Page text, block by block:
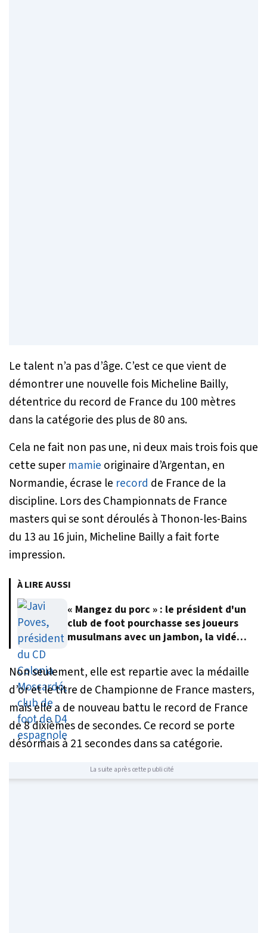
Le talent n’a pas d’âge. C’est ce que vient de
démontrer une nouvelle fois Micheline Bailly,
détentrice du record de France du 100 mètres
dans la catégorie des plus de 80 ans.
Cela ne fait non pas une, ni deux mais trois fois que
cette super mamie originaire d’Argentan, en
Normandie, écrase le record de France de la
discipline. Lors des Championnats de France
masters qui se sont déroulés à Thonon-les-Bains
du 13 au 16 juin, Micheline Bailly a fait forte
impression.
À LIRE AUSSI
« Mangez du porc » : le président d'un
club de foot pourchasse ses joueurs
musulmans avec un jambon, la vidéo
Non seulement, elle est repartie avec la médaille
d’or et le titre de Championne de France masters,
mais elle a de nouveau battu le record de France
de 8 dixièmes de secondes. Ce record se porte
désormais à 21 secondes dans sa catégorie.
La suite après cette publicité